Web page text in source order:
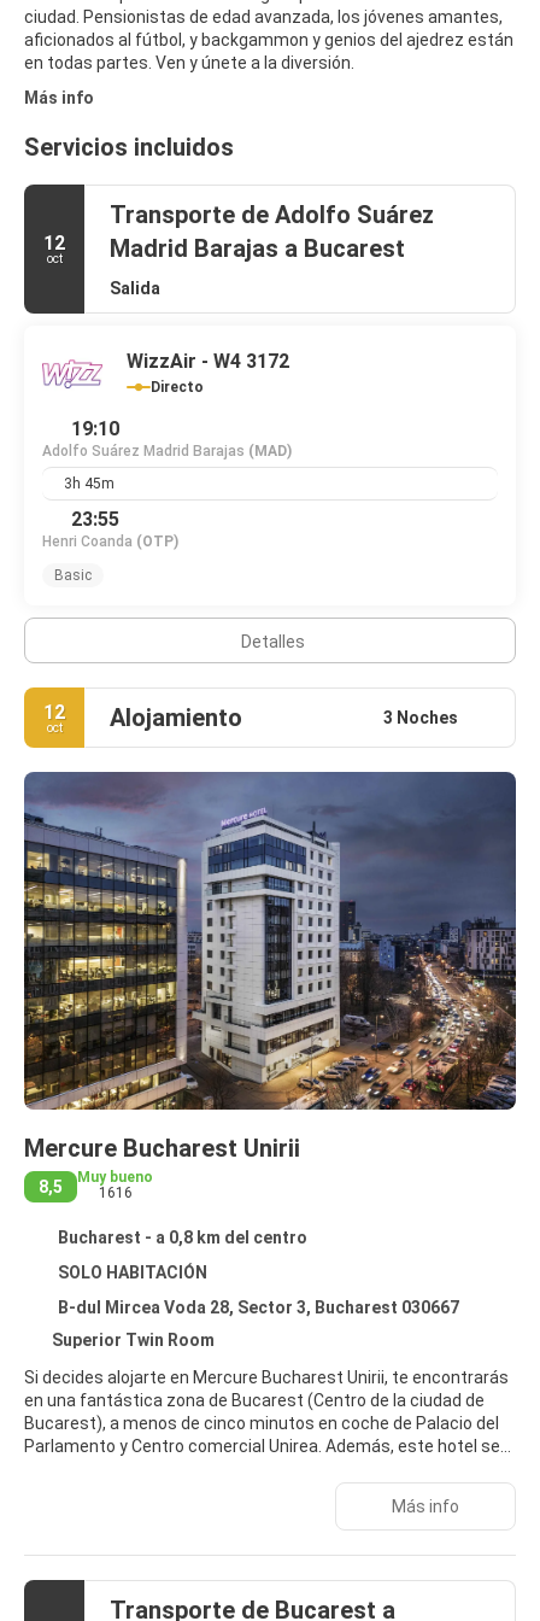
ciudad. Pensionistas de edad avanzada, los jóvenes amantes,
aficionados al fútbol, y backgammon y genios del ajedrez están
Más info
Servicios incluidos
12
oct
Transporte de Adolfo Suárez
Madrid Barajas a Bucarest
Salida
WizzAir - W4 3172
Directo
19:10
Adolfo Suárez Madrid Barajas (MAD)
3h 45m
23:55
Henri Coanda (OTP)
Basic
Detalles
12
oct Alojamiento 3 Noches
Mercure Bucharest Unirii
8,5
Muy bueno
1616
Bucharest - a 0,8 km del centro
SOLO HABITACIÓN
B-dul Mircea Voda 28, Sector 3, Bucharest 030667
Superior Twin Room
Si decides alojarte en Mercure Bucharest Unirii, te encontrarás
en una fantástica zona de Bucarest (Centro de la ciudad de
Bucarest), a menos de cinco minutos en coche de Palacio del
Parlamento y Centro comercial Unirea. Además, este hotel se
conexión a Internet wifi gratis, servicios de conserjería o una
televisión en la zona común. Recorre rápida y cómodamente
las principales atracciones de la zona gracias al servicio de
Más info
Transporte de Bucarest a